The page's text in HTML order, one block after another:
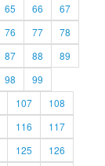
65 66
67
76 77
78
87 88
89
98
99
107
108
116
117
125
126